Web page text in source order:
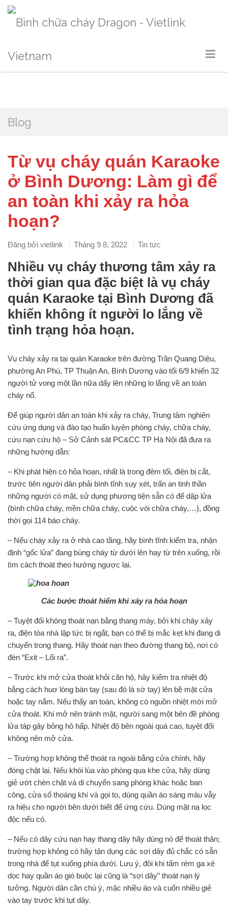
Blog
Từ vụ cháy quán Karaoke
ở Bình Dương: Làm gì để
an toàn khi xảy ra hỏa
hoạn?
Đăng bởi vietlink Tháng 9 8, 2022 Tin tức
Nhiều vụ cháy thương tâm xảy ra
thời gian qua đặc biệt là vụ cháy
quán Karaoke tại Bình Dương đã
khiến không ít người lo lắng về
tình trạng hỏa hoạn.
Vụ cháy xảy ra tại quán Karaoke trên đường Trần Quang Diệu,
phường An Phú, TP Thuận An, Bình Dương vào tối 6/9 khiến 32
người tử vong một lần nữa dấy lên những lo lắng về an toàn
cháy nổ.
Để giúp người dân an toàn khi xảy ra cháy, Trung tâm nghiên
cứu ứng dụng và đào tạo huấn luyện phòng cháy, chữa cháy,
cứu nạn cứu hộ – Sở Cảnh sát PC&CC TP Hà Nội đã đưa ra
những hướng dẫn:
– Khi phát hiện có hỏa hoạn, nhất là trong đêm tối, điện bị cắt,
trước tiên người dân phải bình tĩnh suy xét, trấn an tinh thần
những người có mặt, sử dụng phương tiện sẵn có để dập lửa
(bình chữa cháy, mền chữa cháy, cuộc vòi chữa cháy,…), đồng
thời gọi 114 báo cháy.
– Nếu cháy xảy ra ở nhà cao tầng, hãy bình tĩnh kiểm tra, nhận
định “gốc lửa” đang bùng cháy từ dưới lên hay từ trên xuống, rồi
tìm cách thoát theo hướng ngược lại.
Các bước thoát hiểm khi xảy ra hỏa hoạn
– Tuyệt đối không thoát nạn bằng thang máy, bởi khi cháy xảy
ra, điện tòa nhà lập tức bị ngắt, bạn có thể bị mắc kẹt khi đang di
chuyển trong thang. Hãy thoát nạn theo đường thang bộ, nơi có
đèn “Exit – Lối ra”.
– Trước khi mở cửa thoát khỏi căn hộ, hãy kiểm tra nhiệt độ
bằng cách huơ lòng bàn tay (sau đó là sờ tay) lên bề mặt cửa
hoặc tay nắm. Nếu thấy an toàn, không có nguồn nhiệt mới mở
cửa thoát. Khi mở nên tránh mặt, người sang một bên đề phòng
lửa táp gây bỏng hô hấp. Nhiệt độ bên ngoài quá cao, tuyệt đối
không nên mở cửa.
– Trường hợp không thể thoát ra ngoài bằng cửa chính, hãy
đóng chặt lại. Nếu khói lùa vào phòng qua khe cửa, hãy dùng
giẻ ướt chèn chặt và di chuyển sang phòng khác hoặc ban
công, cửa sổ thoáng khí và gọi to, dùng quần áo sáng màu vẫy
ra hiệu cho người bên dưới biết để ứng cứu. Dùng mặt nạ lọc
độc nếu có.
– Nếu có dây cứu nạn hay thang dây hãy dùng nó để thoát thân;
trường hợp không có hãy tận dụng các sợi dây đủ chắc có sẵn
trong nhà để tụt xuống phía dưới. Lưu ý, đôi khi tấm rèm ga xé
dọc hay quần áo gió buộc lại cũng là “sợi dây” thoát nạn lý
tưởng. Người dân cần chú ý, mặc nhiều áo và cuốn nhiều giẻ
vào tay trước khi tụt dây.